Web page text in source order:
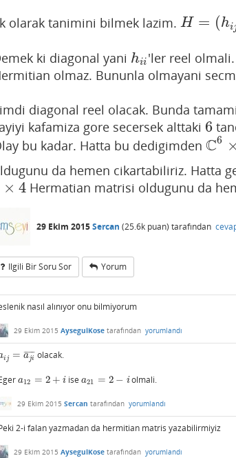
olarak tanimini bilmek lazim. H = (hi
H= (hi )
ki diagonal yani hii
hii 'ler reel
olmaz. Bununla olmayani
diagonal reel olacak. Bunda
kafamiza gore secersek alttaki 6
6
bu kadar. Hatta bu dedigimden C6 ×
C6× R4
da hemen cikartabiliriz. Hatta
× 4
×4 Hermatian matrisi oldugunu da
29 Ekim 2015Sercan (25.6k puan) tarafından
Ilgili Bir Soru Sor Yorum
nasıl alınıyor onu bilmiyorum
29 Ekim 2015 AysegulKose tarafından yorumlandı
i j = aji
¯ ¯
¯¯¯¯
ij= aji ¯ olacak.
a12 = 2 + i
a12 =2 +i isea21 = 2 − i
a21 =2 −i olmali.
29 Ekim 2015 Sercan tarafından yorumlandı
2-i falan yazmadan da hermitian matris yazabilirmiyiz
29 Ekim 2015 AysegulKose tarafından yorumlandı